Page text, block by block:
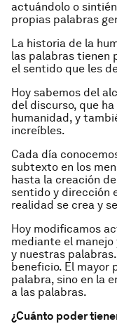
actuándolo o
propias palabras
La historia de la
las palabras tienen
el sentido que les
Hoy sabemos del
del discurso, que
humanidad, y
increíbles.
Cada día
subtexto en los
hasta la creación
sentido y dirección
realidad se crea y
Hoy modificamos
mediante el
y nuestras
beneficio. El mayor
palabra, sino en la
a las palabras.
¿Cuánto poder